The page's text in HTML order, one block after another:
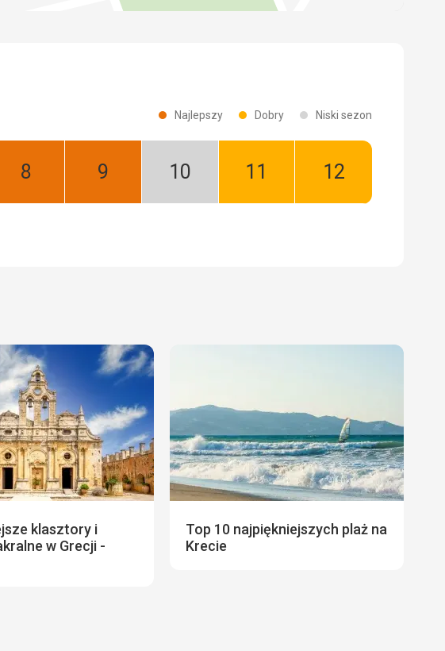
Najlepszy Dobry Niski sezon
Sierpień:
Wrzesień:
Październik:
Listopad:
Grudzień:
klasztory i
w Grecji -
Top 10 najpiękniejszych plaż na
Krecie